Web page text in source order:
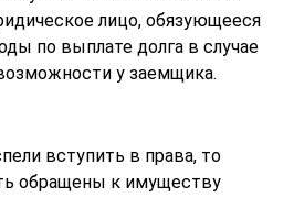
лицо, обязующееся
по выплате долга в случае
у заемщика.
вступить в права, то
обращены к имуществу